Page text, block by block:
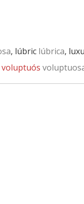
, lúbric lúbrica,
voluptuós